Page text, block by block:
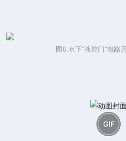
图6.水下“液控门"电路